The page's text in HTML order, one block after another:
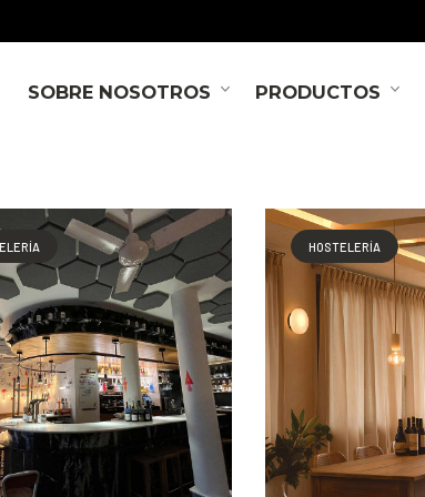
SOBRE NOSOTROS PRODUCTOS
HOSTELERÍA